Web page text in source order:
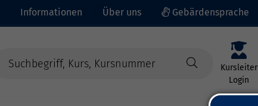
Informationen Über uns Gebärdensprache
Kursleiter
Login